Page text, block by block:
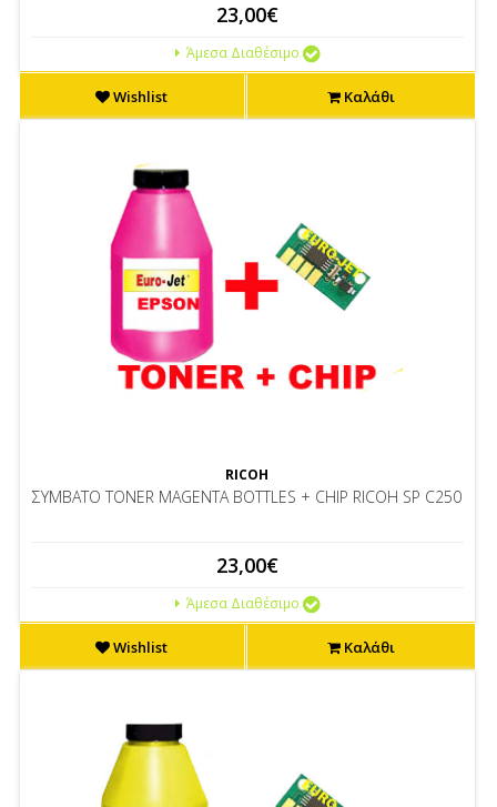
23,00€
Άμεσα Διαθέσιμο
Wishlist Καλάθι
RICOH
ΣΥΜΒΑΤΟ TONER MAGENTA BOTTLES + CHIP RICOH SP C250
23,00€
Άμεσα Διαθέσιμο
Wishlist Καλάθι